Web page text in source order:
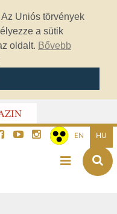
Uniós törvények
a sütik
oldalt. Bővebb
EN HU